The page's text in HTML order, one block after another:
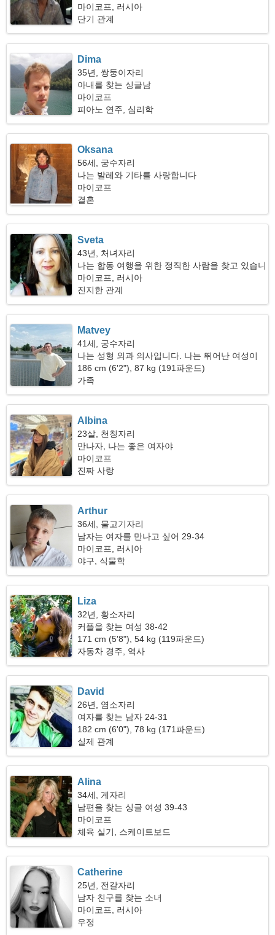
마이코프, 러시아
단기 관계
Dima
35년, 쌍둥이자리
아내를 찾는 싱글남
마이코프
피아노 연주, 심리학
Oksana
56세, 궁수자리
나는 발레와 기타를 사랑합니다
마이코프
결혼
Sveta
43년, 처녀자리
나는 합동 여행을 위한 정직한 사람을 찾고 있습니
다
마이코프, 러시아
진지한 관계
Matvey
41세, 궁수자리
나는 성형 외과 의사입니다. 나는 뛰어난 여성이
필요합니다
186 cm (6'2"), 87 kg (191파운드)
가족
Albina
23살, 천칭자리
만나자, 나는 좋은 여자야
마이코프
진짜 사랑
Arthur
36세, 물고기자리
남자는 여자를 만나고 싶어 29-34
마이코프, 러시아
야구, 식물학
Liza
32년, 황소자리
커플을 찾는 여성 38-42
171 cm (5'8"), 54 kg (119파운드)
자동차 경주, 역사
David
26년, 염소자리
여자를 찾는 남자 24-31
182 cm (6'0"), 78 kg (171파운드)
실제 관계
Alina
34세, 게자리
남편을 찾는 싱글 여성 39-43
마이코프
체육 실기, 스케이트보드
Catherine
25년, 전갈자리
남자 친구를 찾는 소녀
마이코프, 러시아
우정